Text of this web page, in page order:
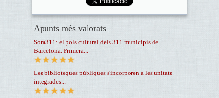
Apunts més valorats
Som311: el pols cultural dels 311 municipis de
Barcelona. Primera...
Les biblioteques públiques s'incorporen a les unitats
integrades...